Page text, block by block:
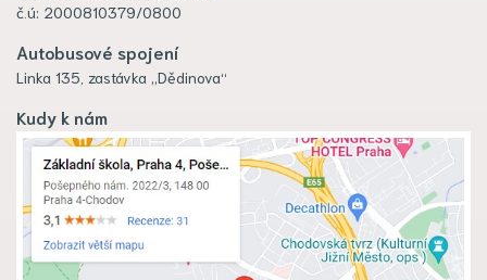
č.ú: 2000810379/0800
Autobusové spojení
Linka 135, zastávka „Dědinova“
Kudy k nám